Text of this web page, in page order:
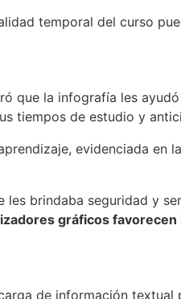
temporal del curso
que la infografía les
tiempos de estudio y
evidenciada en
brindaba seguridad y
gráficos
de información textual